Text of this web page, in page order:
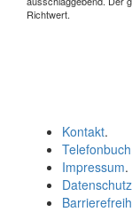
Richtwert.
Kontakt.
Telefonbuch
Impressum.
Datenschutz